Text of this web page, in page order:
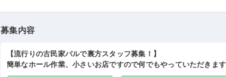
募集内容
【流行りの古民家バルで裏方スタッフ募集！】
簡単なホール作業、小さいお店ですので何でもやっていただきます